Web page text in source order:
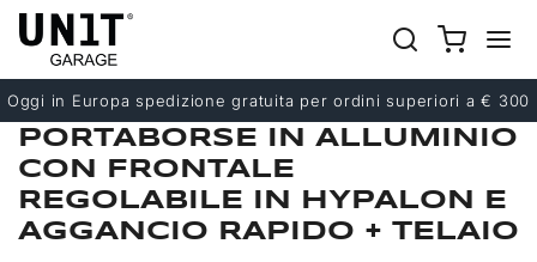
Oggi in Europa spedizione gratuita per ordini superiori a € 300
Precedente
Successivo
PORTABORSE IN ALLUMINIO
CON FRONTALE
REGOLABILE IN HYPALON E
AGGANCIO RAPIDO + TELAIO